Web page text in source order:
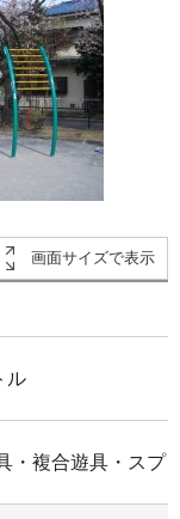
画面サイズで表示
ル
・複合遊具・スプ